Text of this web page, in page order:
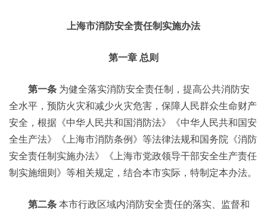
上海市消防安全责任制实施办法
第一章 总则
第一条 为健全落实消防安全责任制，提高公共消防安
全水平，预防火灾和减少火灾危害，保障人民群众生命财产
安全，根据《中华人民共和国消防法》《中华人民共和国安
全生产法》《上海市消防条例》等法律法规和国务院《消防
安全责任制实施办法》《上海市党政领导干部安全生产责任
制实施细则》等相关规定，结合本市实际，特制定本办法。
第二条 本市行政区域内消防安全责任的落实、监督和